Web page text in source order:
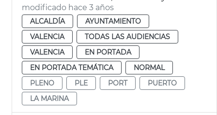
modificado hace 3 años
ALCALDÍA
AYUNTAMIENTO
VALENCIA
TODAS LAS AUDIENCIAS
VALENCIA
EN PORTADA
EN PORTADA TEMÁTICA
NORMAL
PLENO
PLE PORT
PUERTO
LA MARINA